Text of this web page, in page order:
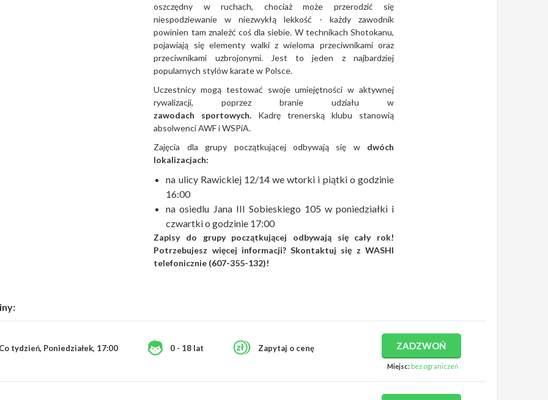
oszczędny w ruchach, chociaż może przerodzić się
niespodziewanie w niezwykłą lekkość - każdy zawodnik
powinien tam znaleźć coś dla siebie. W technikach Shotokanu,
pojawiają się elementy walki z wieloma przeciwnikami oraz
przeciwnikami uzbrojonymi. Jest to jeden z najbardziej
popularnych stylów karate w Polsce.
Uczestnicy mogą testować swoje umiejętności w aktywnej
rywalizacji, poprzez branie udziału w
zawodach sportowych.
Kadrę trenerską klubu stanowią
absolwenci AWF i WSPiA.
Zajęcia dla grupy początkującej odbywają się w dwóch
lokalizacjach:
na ulicy Rawickiej 12/14 we wtorki i piątki o godzinie
16:00
na osiedlu Jana III Sobieskiego 105 w poniedziałki i
czwartki o godzinie 17:00
Zapisy do grupy początkującej odbywają się cały rok!
Potrzebujesz więcej informacji? Skontaktuj się z WASHI
telefonicznie (607-355-132)!
tydzień, Poniedziałek, 17:00 0 - 18 lat Zapytaj o cenę ZADZWOŃ
Miejsc: bez ograniczeń